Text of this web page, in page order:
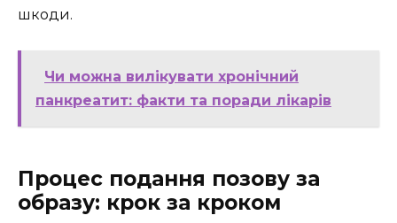
шкоди.
Чи можна вилікувати хронічний
панкреатит: факти та поради лікарів
Процес подання позову за
образу: крок за кроком